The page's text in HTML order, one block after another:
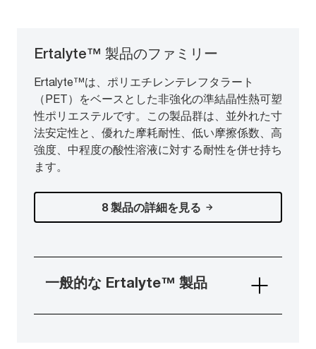
Ertalyte™ 製品のファミリー
Ertalyte™は、ポリエチレンテレフタラート
（PET）をベースとした非強化の準結晶性熱可塑
性ポリエステルです。この製品群は、並外れた寸
法安定性と、優れた摩耗耐性、低い摩擦係数、高
強度、中程度の酸性溶液に対する耐性を併せ持ち
ます。
8 製品の詳細を見る
一般的な Ertalyte™ 製品